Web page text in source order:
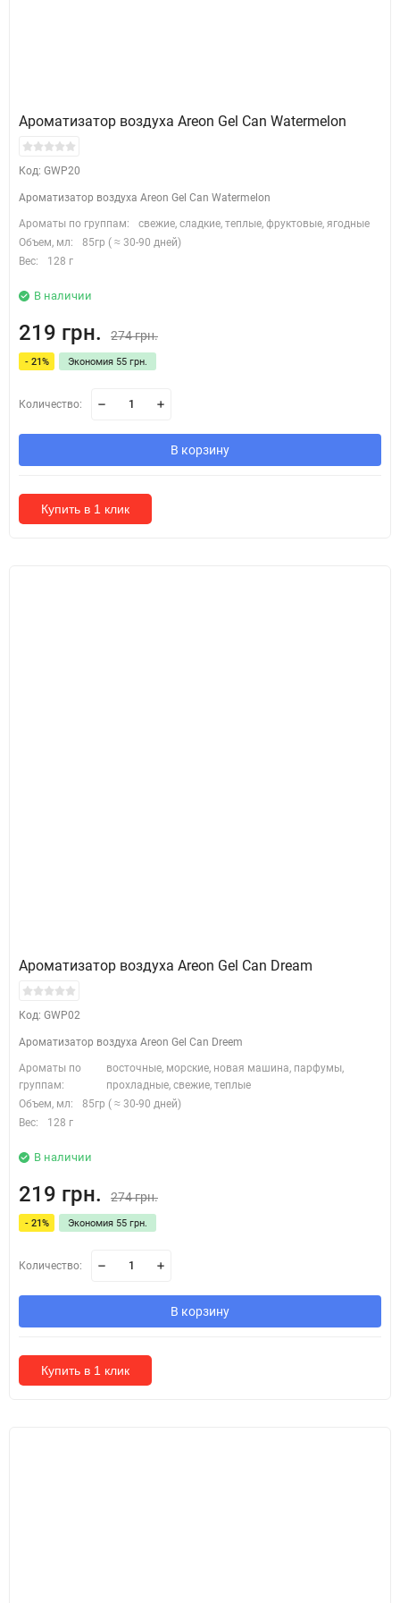
Ароматизатор воздуха Areon Gel Can Watermelon
Код: GWP20
Ароматизатор воздуха Areon Gel Can Watermelon
Ароматы по группам:
свежие, сладкие, теплые, фруктовые, ягодные
Объем, мл:
85гр ( ≈ 30-90 дней)
Вес:
128 г
В наличии
219 грн. 274 грн.
- 21% Экономия 55 грн.
Количество:
В корзину
Купить в 1 клик
Ароматизатор воздуха Areon Gel Can Dream
Код: GWP02
Ароматизатор воздуха Areon Gel Can Dreem
Ароматы по
группам:
восточные, морские, новая машина, парфумы,
прохладные, свежие, теплые
Объем, мл:
85гр ( ≈ 30-90 дней)
Вес:
128 г
В наличии
219 грн. 274 грн.
- 21% Экономия 55 грн.
Количество:
В корзину
Купить в 1 клик